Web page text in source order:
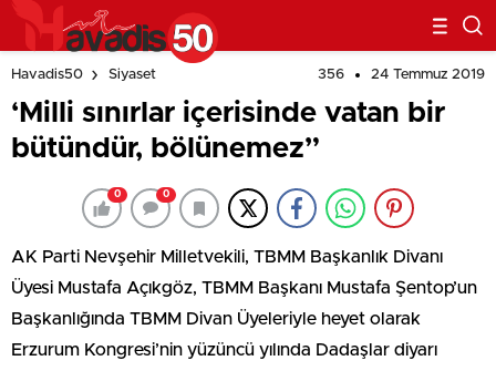
Havadis50 Siyaset 356 24 Temmuz 2019
‘Milli sınırlar içerisinde vatan bir
bütündür, bölünemez”
0 0
AK Parti Nevşehir Milletvekili, TBMM Başkanlık Divanı
Üyesi Mustafa Açıkgöz, TBMM Başkanı Mustafa Şentop’un
Başkanlığında TBMM Divan Üyeleriyle heyet olarak
Erzurum Kongresi’nin yüzüncü yılında Dadaşlar diyarı